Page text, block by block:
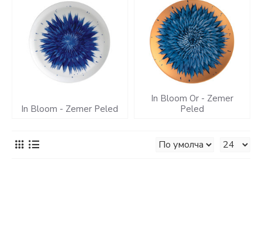
In Bloom - Zemer Peled
In Bloom Or - Zemer
Peled